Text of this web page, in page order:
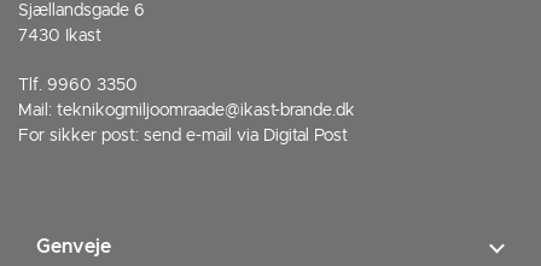
Sjællandsgade 6
7430 Ikast
Tlf. 9960 3350
Mail: teknikogmiljoomraade@ikast-brande.dk
For sikker post: send e-mail via Digital Post
Genveje